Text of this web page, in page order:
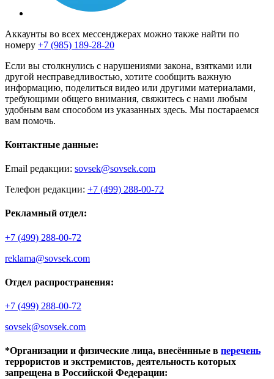
Аккаунты во всех мессенджерах можно также найти по
номеру +7 (985) 189-28-20
Если вы столкнулись с нарушениями закона, взятками или
другой несправедливостью, хотите сообщить важную
информацию, поделиться видео или другими материалами,
требующими общего внимания, свяжитесь с нами любым
удобным вам способом из указанных здесь. Мы постараемся
вам помочь.
Контактные данные:
Email редакции: sovsek@sovsek.com
Телефон редакции: +7 (499) 288-00-72
Рекламный отдел:
+7 (499) 288-00-72
reklama@sovsek.com
Отдел распространения:
+7 (499) 288-00-72
sovsek@sovsek.com
*Организации и физические лица, внесённные в перечень
террористов и экстремистов, деятельность которых
запрещена в Российской Федерации: